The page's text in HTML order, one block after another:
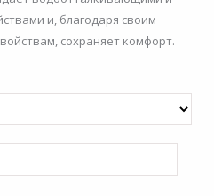
и, благодаря своим
сохраняет комфорт.